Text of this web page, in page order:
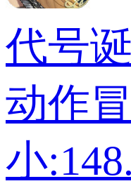
代号
动作
小